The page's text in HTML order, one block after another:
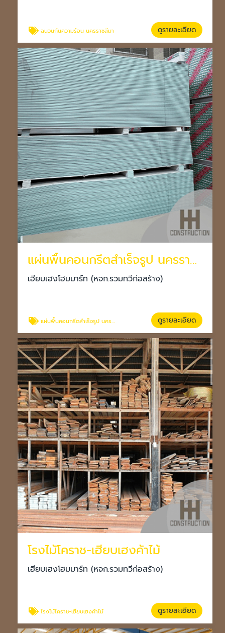
ฉนวนกันความร้อน นครราชสีมา ดูรายละเอียด
แผ่นพื้นคอนกรีตสำเร็จรูป นครราชสีมา
เฮียบเฮงโฮมมาร์ท (หจก.รวมทวีก่อสร้าง)
แผ่นพื้นคอนกรีตสำเร็จรูป นครราชสีมา ดูรายละเอียด
โรงไม้โคราช-เฮียบเฮงค้าไม้
เฮียบเฮงโฮมมาร์ท (หจก.รวมทวีก่อสร้าง)
โรงไม้โคราช-เฮียบเฮงค้าไม้ ดูรายละเอียด